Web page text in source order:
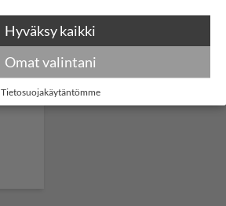
Santa Ponsa
Hyväksy kaikki
Omat valintani
Tietosuojakäytäntömme